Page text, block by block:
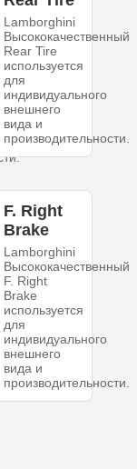
Lamborghini
Высококачественный
Rear Tire
используется
для
индивидуального
внешнего
вида и
производительности.
F. Right
Brake
Lamborghini
Высококачественный
F. Right
Brake
используется
для
индивидуального
внешнего
вида и
производительности.